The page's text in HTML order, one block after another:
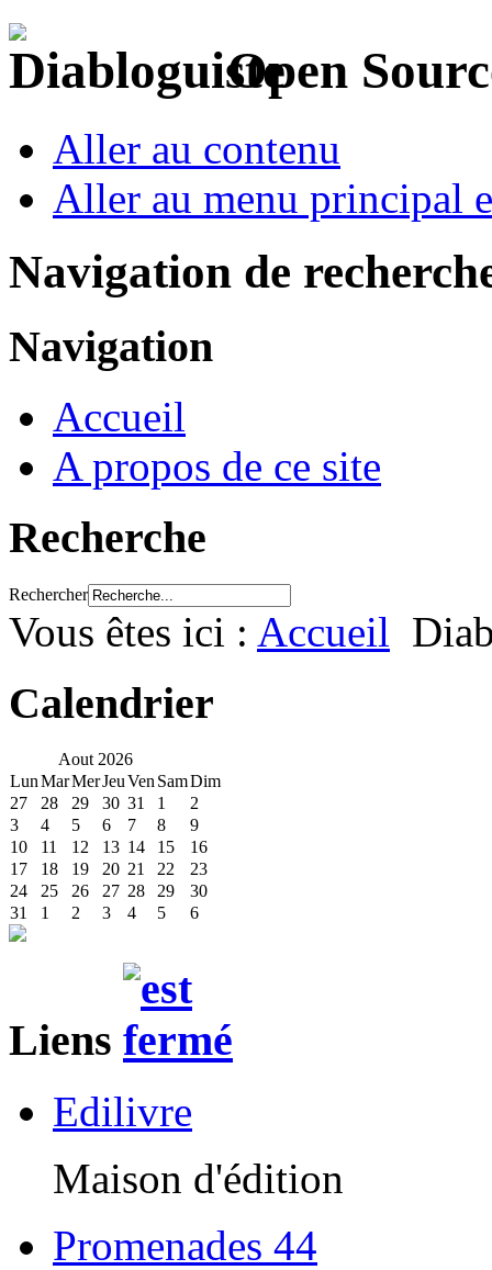
Open
Aller au contenu
Aller au menu principal
Navigation de
Navigation
Accueil
A propos de ce site
Recherche
Rechercher
Vous êtes ici : Accueil
Calendrier
Aout 2026
LunMarMerJeuVen SamDim
27
28 29 30 31 1
2
3
4 5 6 7 8
9
10
11 12 13 14 15
16
17
18 19 20 21 22
23
24
25 26 27 28 29
30
31
1 2 3 4 5 6
Liens
Edilivre
Maison d'édition
Promenades 44